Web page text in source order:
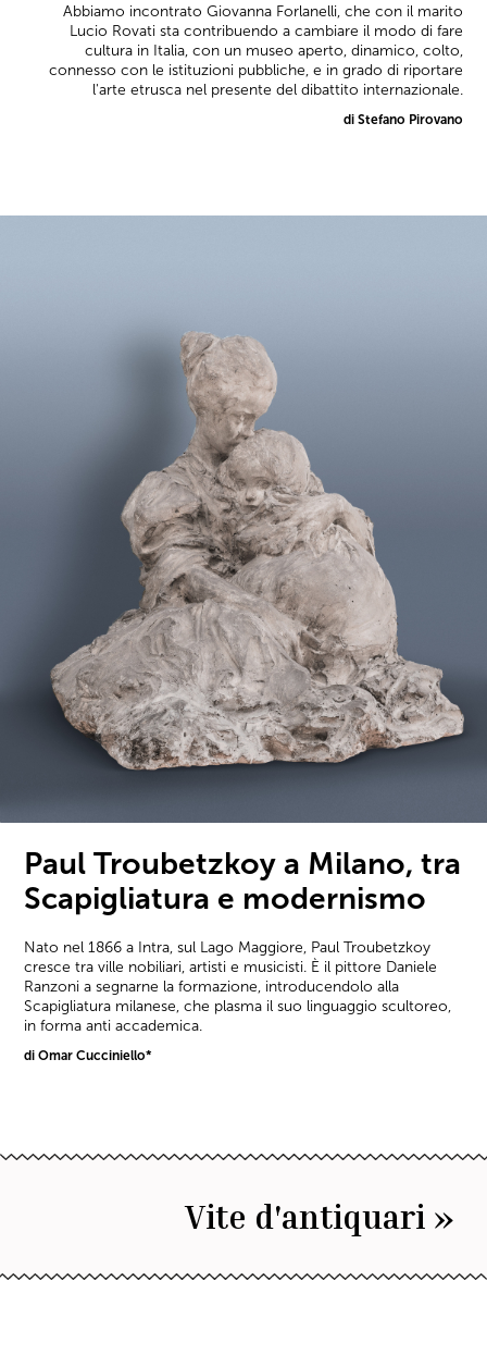
Abbiamo incontrato Giovanna Forlanelli, che con il marito
Lucio Rovati sta contribuendo a cambiare il modo di fare
cultura in Italia, con un museo aperto, dinamico, colto,
connesso con le istituzioni pubbliche, e in grado di riportare
l'arte etrusca nel presente del dibattito internazionale.
di Stefano Pirovano
Paul Troubetzkoy a Milano, tra
Scapigliatura e modernismo
Nato nel 1866 a Intra, sul Lago Maggiore, Paul Troubetzkoy
cresce tra ville nobiliari, artisti e musicisti. È il pittore Daniele
Ranzoni a segnarne la formazione, introducendolo alla
Scapigliatura milanese, che plasma il suo linguaggio scultoreo,
in forma anti accademica.
di Omar Cucciniello*
Vite d'antiquari »